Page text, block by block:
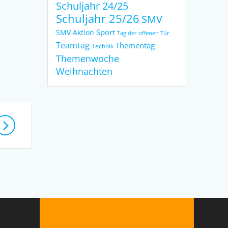
Schuljahr 24/25
Schuljahr 25/26 SMV
SMV Aktion Sport Tag der offenen Tür
Teamtag Technik Thementag
Themenwoche
Weihnachten